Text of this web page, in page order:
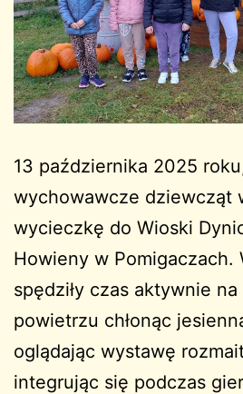
13 października 2025
wychowawcze dziewcząt
wycieczkę do Wioski
Howieny w Pomigaczach.
spędziły czas aktywnie
powietrzu chłonąc
oglądając wystawę
integrując się podczas